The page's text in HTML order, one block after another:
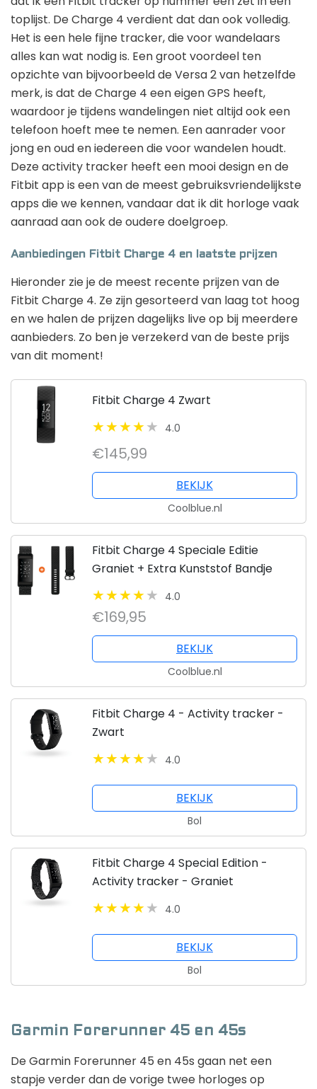
toplijst. De Charge 4 verdient dat dan ook volledig.
Het is een hele fijne tracker, die voor wandelaars
alles kan wat nodig is. Een groot voordeel ten
opzichte van bijvoorbeeld de Versa 2 van hetzelfde
merk, is dat de Charge 4 een eigen GPS heeft,
waardoor je tijdens wandelingen niet altijd ook een
telefoon hoeft mee te nemen. Een aanrader voor
jong en oud en iedereen die voor wandelen houdt.
Deze activity tracker heeft een mooi design en de
Fitbit app is een van de meest gebruiksvriendelijkste
apps die we kennen, vandaar dat ik dit horloge vaak
aanraad aan ook de oudere doelgroep.
Aanbiedingen Fitbit Charge 4 en laatste prijzen
Hieronder zie je de meest recente prijzen van de
Fitbit Charge 4. Ze zijn gesorteerd van laag tot hoog
en we halen de prijzen dagelijks live op bij meerdere
aanbieders. Zo ben je verzekerd van de beste prijs
van dit moment!
Fitbit Charge 4 Zwart
4.0
€145,99
BEKIJK
Coolblue.nl
Fitbit Charge 4 Speciale Editie
Graniet + Extra Kunststof Bandje
4.0
€169,95
BEKIJK
Coolblue.nl
Fitbit Charge 4 - Activity tracker -
Zwart
4.0
BEKIJK
Bol
Fitbit Charge 4 Special Edition -
Activity tracker - Graniet
4.0
BEKIJK
Bol
Garmin Forerunner 45 en 45s
De Garmin Forerunner 45 en 45s gaan net een
stapje verder dan de vorige twee horloges op